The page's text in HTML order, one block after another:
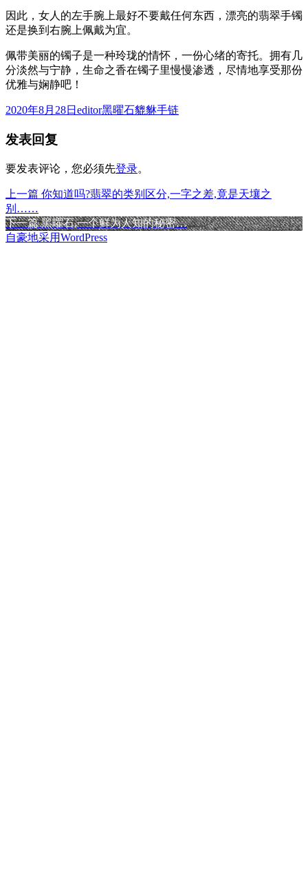
因此，女人的左手腕上最好不要戴任何东西，漂亮的翡翠手镯
还是换到右腕上佩戴为宜。
佩带美丽的镯子是一种玲珑的情怀，一份心绪的寄托。拥有几
分淡然与宁静，生命之香在镯子里慢慢渗透，尽情地享受那份
优雅与娴静吧！
发
于
2020年8月28日 作
editor分
黑曜石貔貅手链
发表回复
要发表评论，您必须先登录。
文
章
导
上一篇 上
文
章：
你知道吗?翡翠的类别区分,一字之差,竟是天壤之
别……
下一篇下
篇
黑曜石,一个鲜为人知的秘密…
自豪地采用WordPress